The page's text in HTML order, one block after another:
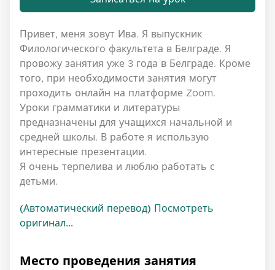
Привет, меня зовут Ива. Я выпускник
Филологического факультета в Белграде. Я
провожу занятия уже 3 года в Белграде. Кроме
того, при необходимости занятия могут
проходить онлайн на платформе Zoom.
Уроки грамматики и литературы
предназначены для учащихся начальной и
средней школы. В работе я использую
интересные презентации.
Я очень терпелива и люблю работать с
детьми.
(Автоматический перевод) Посмотреть
оригинал...
Место проведения занятия